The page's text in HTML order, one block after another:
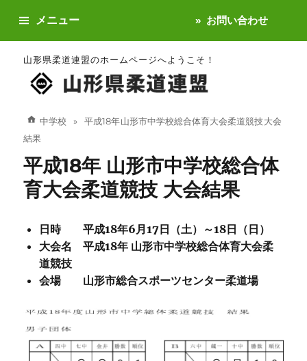
山形県柔道連盟のホームページへようこそ！
メニュー お問い合わせ
中学校
平成18年 山形市中学校総合体育大会柔道競技 大会
結果
平成18年 山形市中学校総合体
育大会柔道競技 大会結果
日時 平成18年6月17日（土）～18日（日）
大会名 平成18年 山形市中学校総合体育大会柔
道競技
会場 山形市総合スポーツセンター柔道場